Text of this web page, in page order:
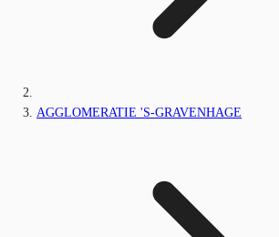
AGGLOMERATIE 'S-GRAVENHAGE